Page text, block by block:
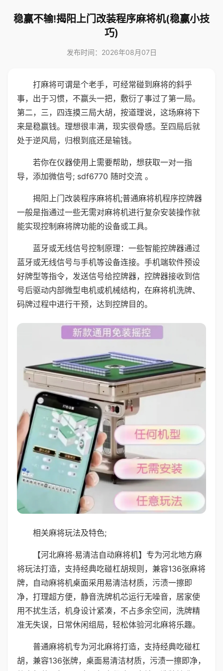
稳赢不输!揭阳上门改装程序麻将机(稳赢小技
巧)
发布时间：2026年08月07日
打麻将可谓是个老手，可经常碰到麻将的斜乎
事，出于习惯，不赢头一把，敷衍了事过了第一局。
第二，三，四连摸三局大胡，按道理说，这场麻将下
来是稳赢钱。理想很丰满，现实很骨感。至四局后就
处于逆风局，归根到底还是输钱。
若你在仪器使用上需要帮助，想获取一对一指
导，添加微信号; sdf6770 随时交流 。
揭阳上门改装程序麻将机;普通麻将机程序控牌器
一般是指通过一些无需对麻将机进行复杂安装操作就
能实现控制麻将牌功能的设备或工具。
蓝牙或无线信号控制原理：一些智能控牌器通过
蓝牙或无线信号与手机等设备连接。手机端软件预设
好牌型等指令，发送信号给控牌器，控牌器接收到信
号后驱动内部微型电机或机械结构，在麻将机洗牌、
码牌过程中进行干预，达到控牌目的。
相关麻将玩法及特色;
【河北麻将·易清洁自动麻将机】专为河北地方麻
将玩法打造，支持经典吃碰杠胡规则，兼容136张麻将
牌，自动麻将机桌面采用易清洁材质，污渍一擦即
净，打理超方便，静音洗牌机芯运行无噪音，居家使
用不扰生活，机身设计紧凑，不占多余空间，洗牌精
准无失误，日常休闲组局，轻松体验河北麻将乐趣。
普通麻将机专为河北麻将打造，支持经典吃碰杠
胡，兼容136张牌，桌面易清洁材质，污渍一擦即净，